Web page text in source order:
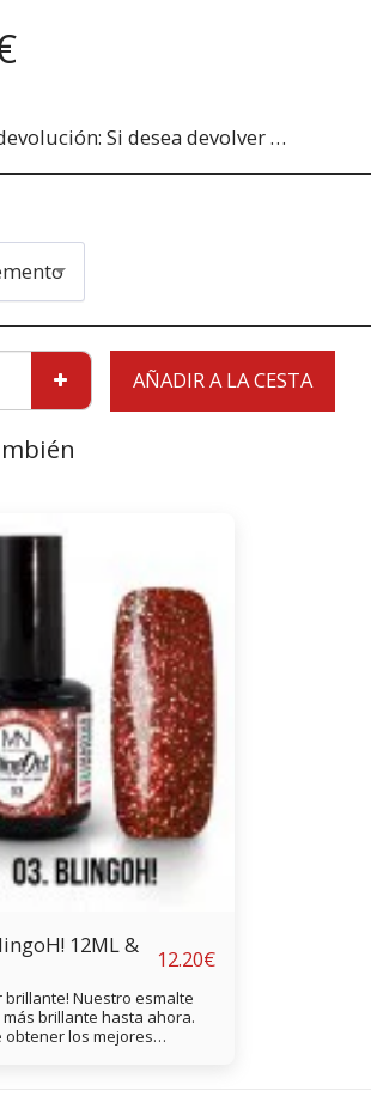
Si desea devolver un producto debido a daños, debe informarnos inmediatamente antes de devolverlo. Si desea devolver los productos debido a un producto incorrecto suministrado, el producto debe ser enviado desde nuestra tienda. para aclarar cualquier posible devolución, contáctenos antes de devolver el producto, todas las devoluciones son a su cargo, el cliente.
AÑADIR A LA CESTA
12ML &
12.20€
brillante! Nuestro esmalte
brillante hasta ahora.
obtener los mejores